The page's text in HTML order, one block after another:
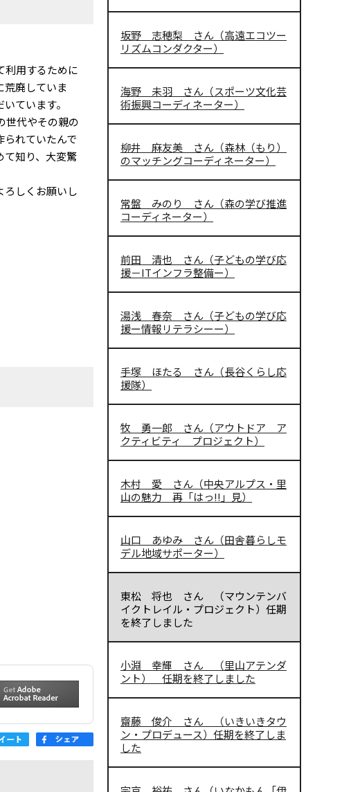
利用するために
荒廃していま
ています。
世代やその親の
れていたんで
て知り、大変驚
ろしくお願いし
坂野 志穂梨 さん（高遠エコツー
リズムコンダクター）
海野 未羽 さん（スポーツ文化芸
術振興コーディネーター）
柳井 麻友美 さん（森林（もり）
のマッチングコーディネーター）
常盤 みのり さん（森の学び推進
コーディネーター）
前田 清也 さん（子どもの学び応
援－ITインフラ整備ー）
湯浅 春奈 さん（子どもの学び応
援ー情報リテラシーー）
手塚 ほたる さん（長谷くらし応
援隊）
牧 勇一郎 さん（アウトドア ア
クティビティ プロジェクト）
木村 愛 さん（中央アルプス・里
山の魅力 再「はっ!!」見）
山口 あゆみ さん（田舎暮らしモ
デル地域サポーター）
東松 将也 さん （マウンテンバ
イクトレイル・プロジェクト）任期
を終了しました
小淵 幸輝 さん （里山アテンダ
ント） 任期を終了しました
齋藤 俊介 さん （いきいきタウ
ン・プロデュース）任期を終了しま
した